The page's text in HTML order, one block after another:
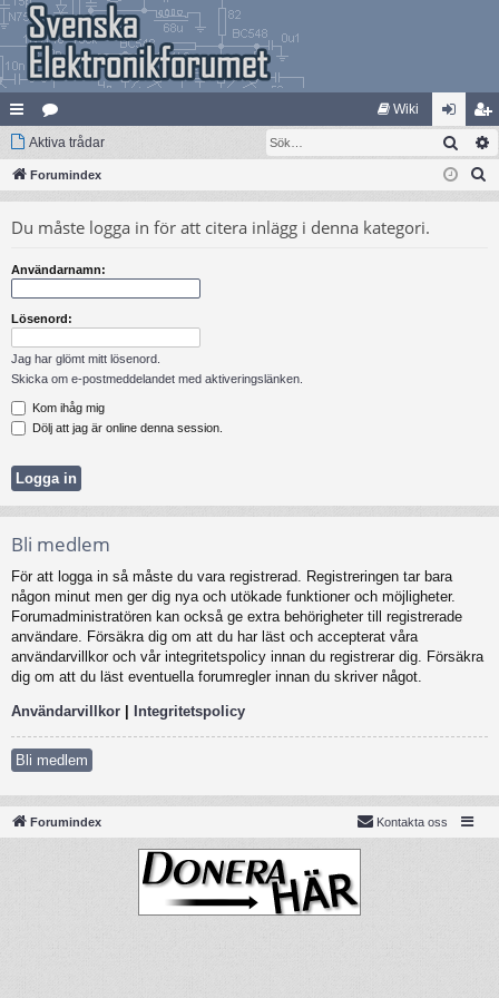
na
bb
ar
at
eg
Wiki
og
ga
li
m
Aktiva trådar Sök
Forumindex
Du måste logga in för att citera inlägg i denna kategori.
Användarnamn:
Lösenord:
Jag har glömt mitt lösenord.
Skicka om e-postmeddelandet med aktiveringslänken.
Kom ihåg mig
Dölj att jag är online denna session.
Bli medlem
För att logga in så måste du vara registrerad. Registreringen tar bara
någon minut men ger dig nya och utökade funktioner och möjligheter.
Forumadministratören kan också ge extra behörigheter till registrerade
användare. Försäkra dig om att du har läst och accepterat våra
användarvillkor och vår integritetspolicy innan du registrerar dig. Försäkra
dig om att du läst eventuella forumregler innan du skriver något.
Användarvillkor | Integritetspolicy
Bli medlem
Forumindex Kontakta oss